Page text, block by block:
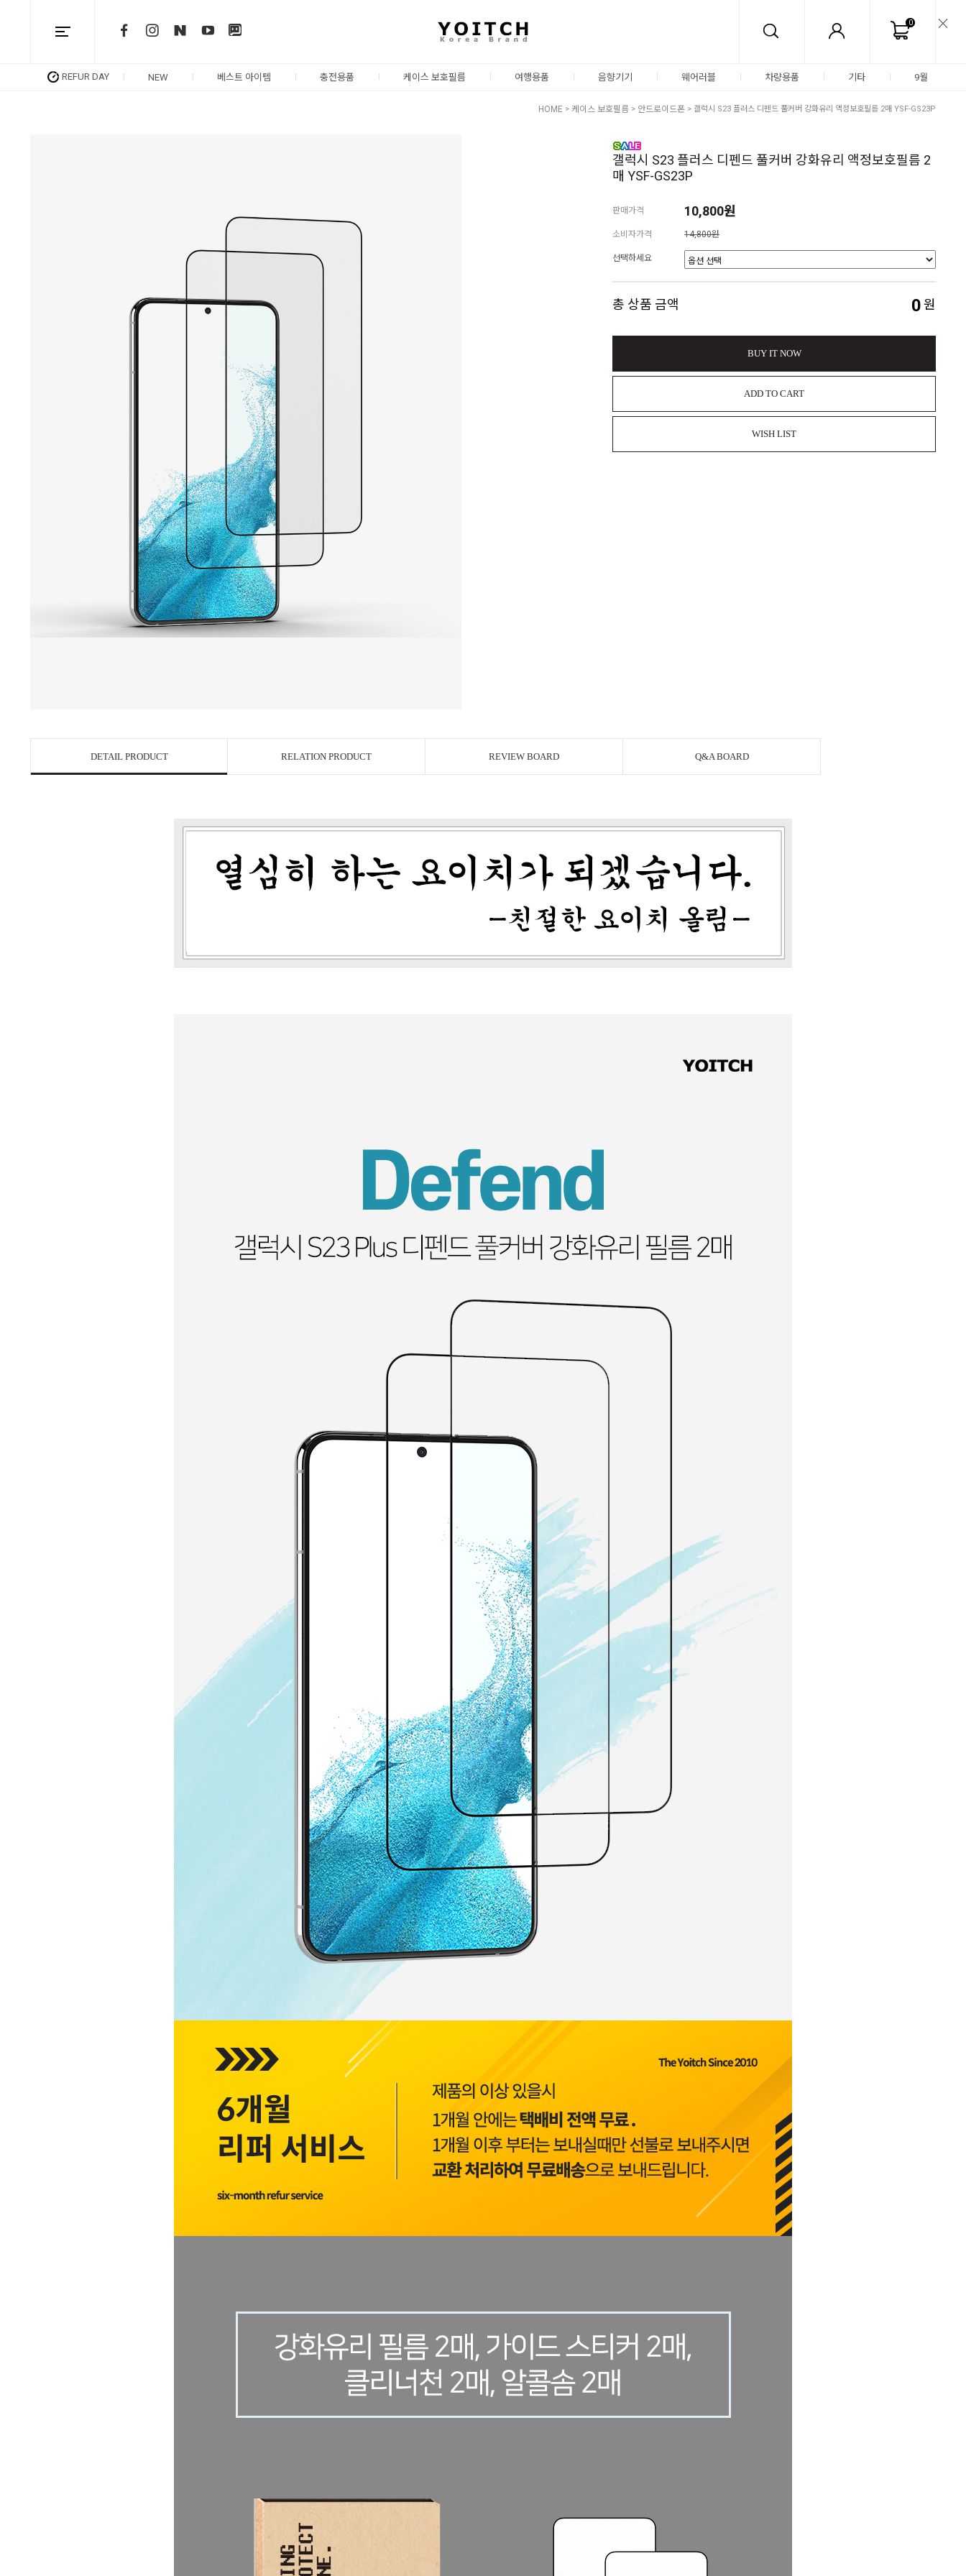
0
REFUR DAY NEW 베스트 아이템 충전용품 케이스 보호필름 여행용품 음향기기 웨어러블 차량용품 기타 9월
HOME > 케이스 보호필름 > 안드로이드폰 > 갤럭시 S23 플러스 디펜드 풀커버 강화유리 액정보호필름 2매 YSF-GS23P
갤럭시 S23 플러스 디펜드 풀커버 강화유리 액정보호필름 2
매 YSF-GS23P
판매가격 10,800원
소비자가격 14,800원
선택하세요
총 상품 금액 0원
BUY IT NOW
ADD TO CART
WISH LIST
DETAIL PRODUCT RELATION PRODUCT REVIEW BOARD Q&A BOARD